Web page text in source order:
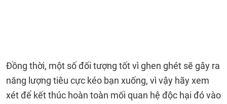
Đồng thời, một số đối tượng tốt vì ghen ghét sẽ gây ra
năng lượng tiêu cực kéo bạn xuống, vì vậy hãy xem
xét để kết thúc hoàn toàn mối quan hệ độc hại đó vào